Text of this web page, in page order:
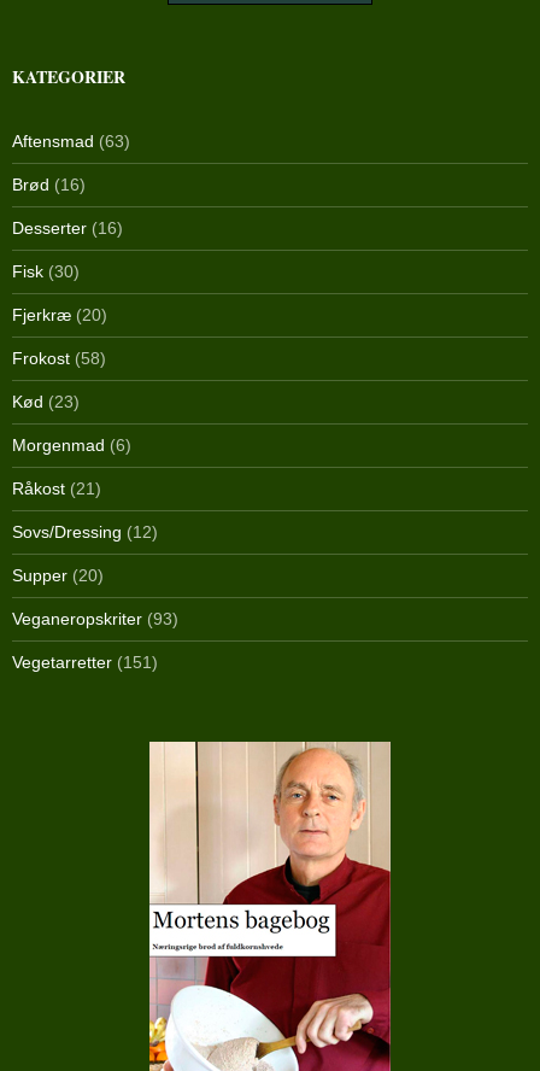
KATEGORIER
Aftensmad (63)
Brød (16)
Desserter (16)
Fisk (30)
Fjerkræ (20)
Frokost (58)
Kød (23)
Morgenmad (6)
Råkost (21)
Sovs/Dressing (12)
Supper (20)
Veganeropskriter (93)
Vegetarretter (151)